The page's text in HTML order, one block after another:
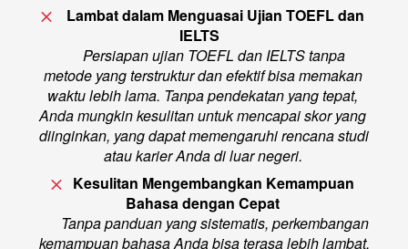
Lambat dalam Menguasai Ujian TOEFL dan
IELTS
Persiapan ujian TOEFL dan IELTS tanpa
metode yang terstruktur dan efektif bisa memakan
waktu lebih lama. Tanpa pendekatan yang tepat,
Anda mungkin kesulitan untuk mencapai skor yang
diinginkan, yang dapat memengaruhi rencana studi
atau karier Anda di luar negeri.
Kesulitan Mengembangkan Kemampuan
Bahasa dengan Cepat
Tanpa panduan yang sistematis, perkembangan
kemampuan bahasa Anda bisa terasa lebih lambat.